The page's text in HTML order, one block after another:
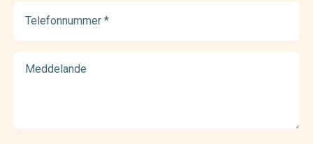
(Required)